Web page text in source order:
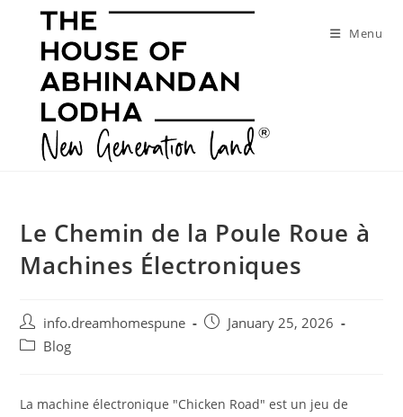
Menu
Le Chemin de la Poule Roue à
Machines Électroniques
Post
author:
info.dreamhomespune
PostJanuary 25, 2026
PostBlog
La machine électronique "Chicken Road" est un jeu de